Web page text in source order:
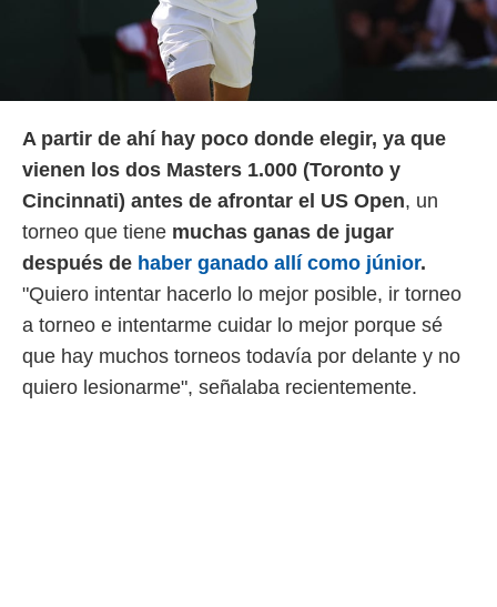
A partir de ahí hay poco donde elegir, ya que
vienen los dos Masters 1.000 (Toronto y
Cincinnati) antes de afrontar el US Open, un
torneo que tiene muchas ganas de jugar
después de haber ganado allí como júnior.
"Quiero intentar hacerlo lo mejor posible, ir torneo
a torneo e intentarme cuidar lo mejor porque sé
que hay muchos torneos todavía por delante y no
quiero lesionarme", señalaba recientemente.